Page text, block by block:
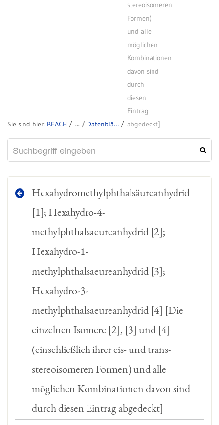
REACH Datenblätter zu SVHC
stereoisomeren
Formen)
und alle
möglichen
Kombinationen
davon sind
durch
diesen
Eintrag
abgedeckt]
Hexahydromethylphthalsäureanhydrid
[1]; Hexahydro-4-
methylphthalsaeureanhydrid [2];
Hexahydro-1-
methylphthalsaeureanhydrid [3];
Hexahydro-3-
methylphthalsaeureanhydrid [4] [Die
einzelnen Isomere [2], [3] und [4]
(einschließlich ihrer cis- und trans-
stereoisomeren Formen) und alle
möglichen Kombinationen davon sind
durch diesen Eintrag abgedeckt]